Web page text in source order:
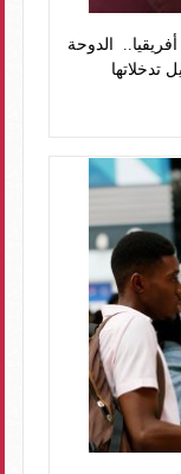
الدوحة
تدخلاتها